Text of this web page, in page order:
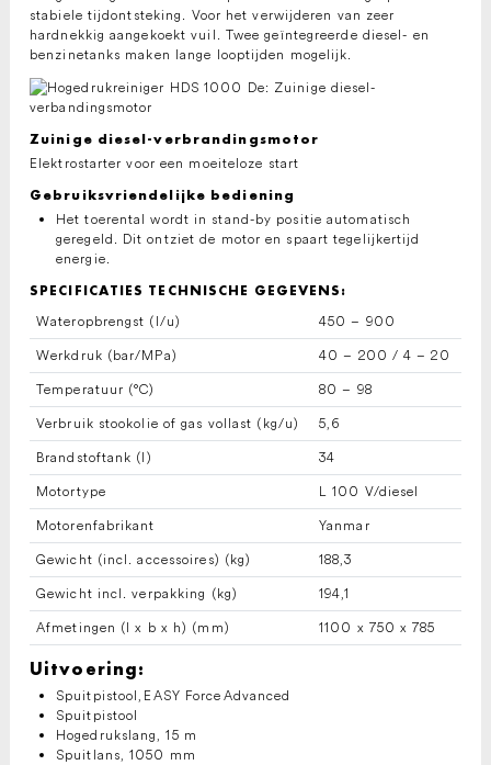
stabiele tijdontsteking. Voor het verwijderen van zeer
hardnekkig aangekoekt vuil. Twee geïntegreerde diesel- en
benzinetanks maken lange looptijden mogelijk.
Zuinige diesel-verbrandingsmotor
Elektrostarter voor een moeiteloze start
Gebruiksvriendelijke bediening
Het toerental wordt in stand-by positie automatisch
geregeld. Dit ontziet de motor en spaart tegelijkertijd
energie.
SPECIFICATIES TECHNISCHE GEGEVENS:
Wateropbrengst (l/u) 450 – 900
Werkdruk (bar/MPa) 40 – 200 / 4 – 20
Temperatuur (°C) 80 – 98
Verbruik stookolie of gas vollast (kg/u) 5,6
Brandstoftank (l) 34
Motortype L 100 V/diesel
Motorenfabrikant Yanmar
Gewicht (incl. accessoires) (kg) 188,3
Gewicht incl. verpakking (kg) 194,1
Afmetingen (l x b x h) (mm) 1100 x 750 x 785
Uitvoering:
Spuitpistool, EASY Force Advanced
Spuitpistool
Hogedrukslang, 15 m
Spuitlans, 1050 mm